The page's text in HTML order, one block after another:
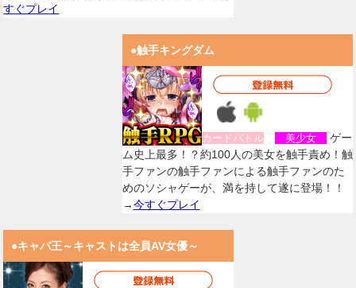
すぐプレイ
●触手キングダム
カードバトル 美少女
ゲー
ム史上最多！？約100人の美女を触手責め！触
手ファンの触手ファンによる触手ファンのた
めのソシャゲーが、満を持して遂に登場！！
→今すぐプレイ
●キャバ王～キャストは全員AV女優～